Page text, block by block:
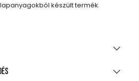
készült termék.